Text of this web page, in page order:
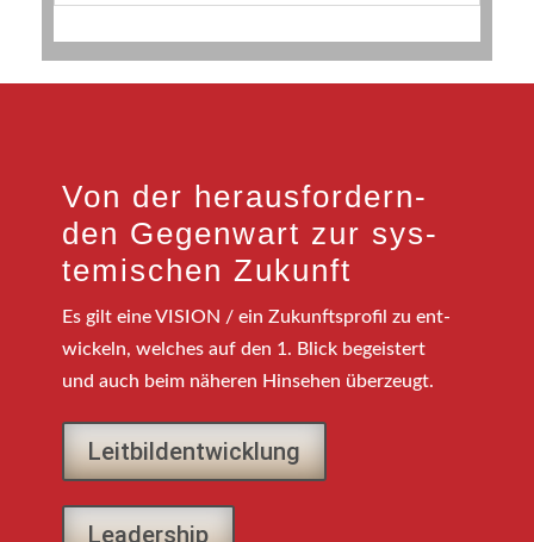
Von der her­aus­for­dern­
den Gegen­wart zur sys­
te­mi­schen Zukunft
Es gilt eine VISION / ein Zukunfts­pro­fil zu ent­
wi­ckeln, wel­ches auf den 1. Blick begeis­tert
und auch beim nähe­ren Hin­se­hen überzeugt.
Leit­bild­ent­wick­lung
Lea­der­ship